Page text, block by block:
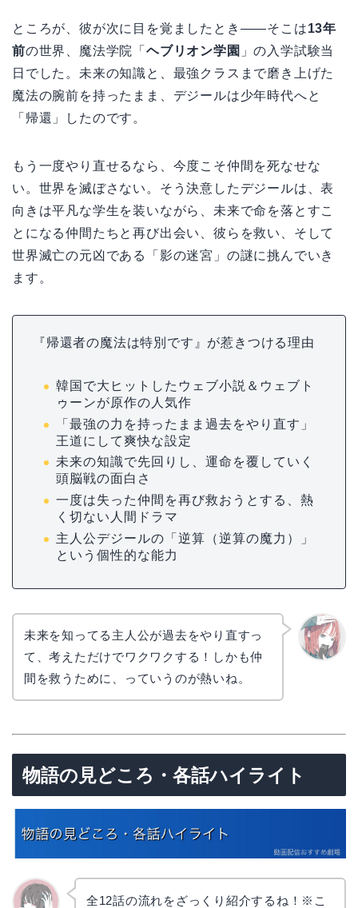
ところが、彼が次に目を覚ましたとき――そこは13年
前の世界、魔法学院「ヘブリオン学園 」の入学試験当
日でした。未来の知識と、最強クラスまで磨き上げた
魔法の腕前を持ったまま、デジールは少年時代へと
「帰還」したのです。
もう一度やり直せるなら、今度こそ仲間を死なせな
い。世界を滅ぼさない。そう決意したデジールは、表
向きは平凡な学生を装いながら、未来で命を落とすこ
とになる仲間たちと再び出会い、彼らを救い、そして
世界滅亡の元凶である「影の迷宮」の謎に挑んでいき
ます。
『帰還者の魔法は特別です』が惹きつける理由
韓国で大ヒットしたウェブ小説＆ウェブト
ゥーンが原作の人気作
「最強の力を持ったまま過去をやり直す」
王道にして爽快な設定
未来の知識で先回りし、運命を覆していく
頭脳戦の面白さ
一度は失った仲間を再び救おうとする、熱
く切ない人間ドラマ
主人公デジールの「逆算（逆算の魔力）」
という個性的な能力
未来を知ってる主人公が過去をやり直すっ
て、考えただけでワクワクする！しかも仲
間を救うために、っていうのが熱いね。
物語の見どころ・各話ハイライト
全12話の流れをざっくり紹介するね！※こ